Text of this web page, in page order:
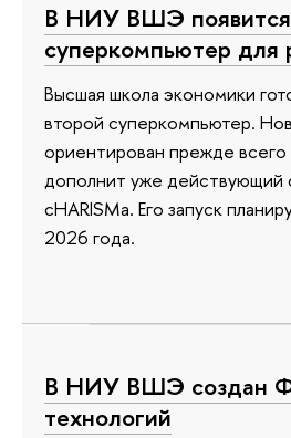
В НИУ ВШЭ появится
суперкомпьютер
Высшая школа экономики
второй суперкомпьютер.
ориентирован прежде всего
дополнит уже действующий
cHARISMa. Его запуск
2026 года.
В НИУ ВШЭ создан
технологий